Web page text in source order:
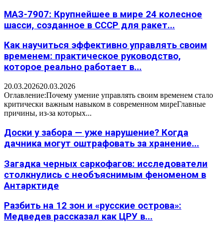
МАЗ-7907: Крупнейшее в мире 24 колесное
шасси, созданное в СССР для ракет...
Как научиться эффективно управлять своим
временем: практическое руководство,
которое реально работает в...
20.03.202620.03.2026
Оглавление:Почему умение управлять своим временем стало
критически важным навыком в современном миреГлавные
причины, из-за которых...
Доски у забора — уже нарушение? Когда
дачника могут оштрафовать за хранение...
Загадка черных саркофагов: исследователи
столкнулись с необъяснимым феноменом в
Антарктиде
Разбить на 12 зон и «русские острова»:
Медведев рассказал как ЦРУ в...